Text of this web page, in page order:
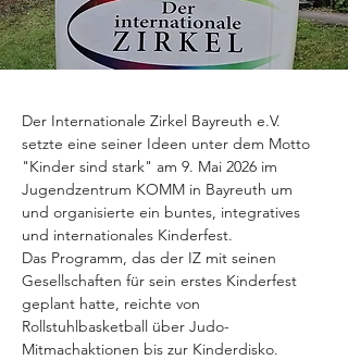
Der Internationale Zirkel Bayreuth e.V.
setzte eine seiner Ideen unter dem Motto
"Kinder sind stark" am 9. Mai 2026 im
Jugendzentrum KOMM in Bayreuth um
und organisierte ein buntes, integratives
und internationales Kinderfest.
Das Programm, das der IZ mit seinen
Gesellschaften für sein erstes Kinderfest
geplant hatte, reichte von
Rollstuhlbasketball über Judo-
Mitmachaktionen bis zur Kinderdisko.